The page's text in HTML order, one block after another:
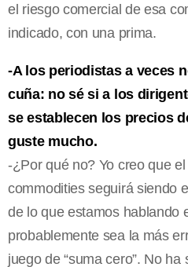
el riesgo comercial de esa
indicado, con una prima.
-A los periodistas a veces
cuña: no sé si a los
se establecen los precios
guste mucho.
-¿Por qué no? Yo creo que
commodities seguirá siendo
de lo que estamos hablando
probablemente sea la más
juego de “suma cero”. No